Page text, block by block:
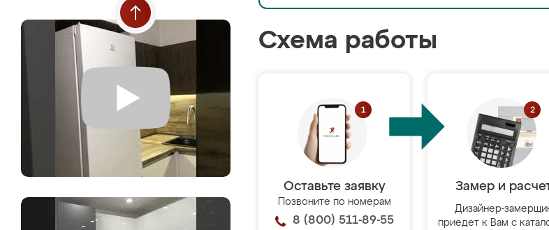
Схема работы
Оставьте заявку
Позвоните по номерам
8 (800) 511-89-55
Замер и
Дизайнер-
приедет к Вам с